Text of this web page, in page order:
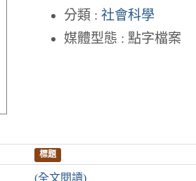
分類 : 社會科學
媒體型態 : 點字檔案
標題
(全文閱讀)